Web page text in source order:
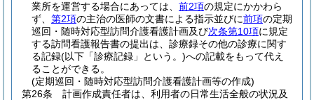
業所を運営する場合にあっては、 前2項の規定にかかわら
ず、 第2項の主治の医師の文書による指示並びに前項の定期
巡回・随時対応型訪問介護看護計画及び次条第10項に規定
する訪問看護報告書の提出は、診療録その他の診療に関す
る記録(以下「診療記録」という。)への記載をもって代え
ることができる。
(定期巡回・随時対応型訪問介護看護計画等の作成)
第26条
計画作成責任者は、利用者の日常生活全般の状況及